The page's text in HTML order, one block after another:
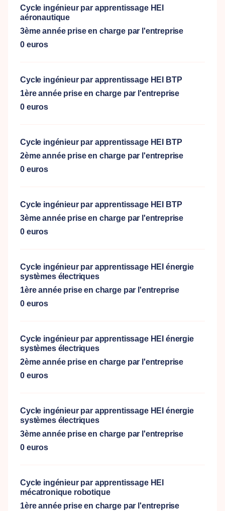
Cycle ingénieur par apprentissage HEI
aéronautique
3ème année prise en charge par l'entreprise
0 euros
Cycle ingénieur par apprentissage HEI BTP
1ère année prise en charge par l'entreprise
0 euros
Cycle ingénieur par apprentissage HEI BTP
2ème année prise en charge par l'entreprise
0 euros
Cycle ingénieur par apprentissage HEI BTP
3ème année prise en charge par l'entreprise
0 euros
Cycle ingénieur par apprentissage HEI énergie
systèmes électriques
1ère année prise en charge par l'entreprise
0 euros
Cycle ingénieur par apprentissage HEI énergie
systèmes électriques
2ème année prise en charge par l'entreprise
0 euros
Cycle ingénieur par apprentissage HEI énergie
systèmes électriques
3ème année prise en charge par l'entreprise
0 euros
Cycle ingénieur par apprentissage HEI
mécatronique robotique
1ère année prise en charge par l'entreprise